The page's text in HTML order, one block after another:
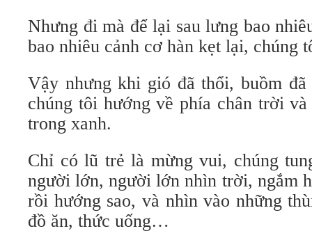
Nhưng đi mà để lại sau lưng bao
bao nhiêu cảnh cơ hàn kẹt lại, chúng
Vậy nhưng khi gió đã thổi, buồm
chúng tôi hướng về phía chân trời
trong xanh.
Chỉ có lũ trẻ là mừng vui, chúng
người lớn, người lớn nhìn trời, ngắm
rồi hướng sao, và nhìn vào những
đồ ăn, thức uống…